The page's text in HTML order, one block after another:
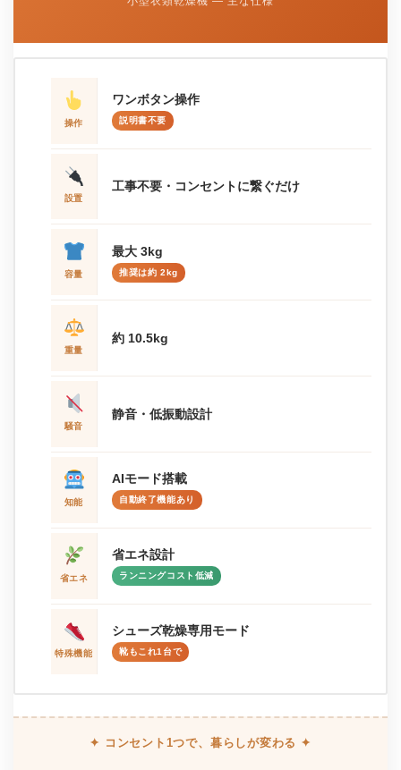
操作
ワンボタン操作
説明書不要
設置
工事不要・コンセントに繋ぐだけ
容量
最大 3kg
推奨は約 2kg
重量
約 10.5kg
騒音
静音・低振動設計
知能
AIモード搭載
自動終了機能あり
省エネ
省エネ設計
ランニングコスト低減
特殊機能
シューズ乾燥専用モード
靴もこれ1台で
✦ コンセント1つで、暮らしが変わる ✦